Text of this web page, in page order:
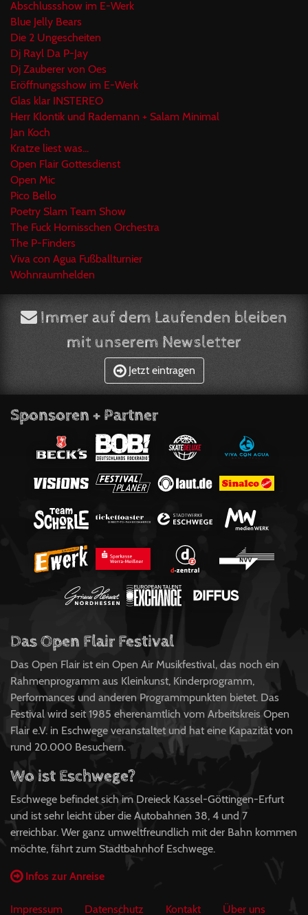
Abschlussshow im E-Werk
Blue Jelly Bears
Die 2 Ungescheiten
Dj Rayl Da P-Jay
Dj Zauberer von Oes
Eröffnungsshow im E-Werk
Glas klar INSTEREO
Herr Klontik und Rademann + Salam Minimal
Jan Koch
Kratze liest was...
Open Flair Gottesdienst
Open Mic
Pico Bello
Poetry Slam Team Show
The Fuck Hornisschen Orchestra
The P-Finders
Viva con Agua Fußballturnier
Wohnraumhelden
Immer auf dem Laufenden bleiben
mit unserem Newsletter
Jetzt eintragen
Sponsoren + Partner
Das Open Flair Festival
Das Open Flair ist ein Open Air Musikfestival, das noch ein
Rahmenprogramm aus Kleinkunst, Kinderprogramm,
Performances und anderen Programmpunkten bietet. Das
Festival wird seit 1985 eherenamtlich vom Arbeitskreis Open
Flair e.V. in Eschwege veranstaltet und hat eine Kapazität von
rund 20.000 Besuchern.
Wo ist Eschwege?
Eschwege befindet sich im Dreieck Kassel-Göttingen-Erfurt
und ist sehr leicht über die Autobahnen 38, 4 und 7
erreichbar. Wer ganz umweltfreundlich mit der Bahn kommen
möchte, fährt zum Stadtbahnhof Eschwege.
Infos zur Anreise
Impressum Datenschutz Kontakt Über uns